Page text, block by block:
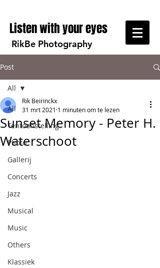
Listen with your eyes
RikBe Photography
Post
All
Tentoonstelling
Photo
Gallerij
Concerts
Jazz
Musical
Music
Others
Klassiek
All
Sunset Memory - Peter H.
Waterschoot
Rik Beirinckx
31 mrt 2021 1 minuten om te lezen